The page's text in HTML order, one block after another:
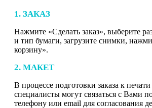
1. ЗАКАЗ
Нажмите «Сделать заказ», выберите
и тип бумаги, загрузите снимки,
корзину».
2. МАКЕТ
В процессе подготовки заказа к
специалисты могут связаться с Вами
телефону или email для согласования